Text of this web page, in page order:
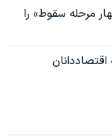
مرحله سقوط» را